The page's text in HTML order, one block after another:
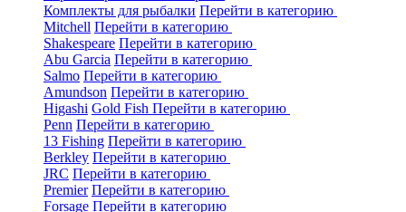
Комплекты для рыбалки Перейти в категорию
Mitchell Перейти в категорию
Shakespeare Перейти в категорию
Abu Garcia Перейти в категорию
Salmo Перейти в категорию
Amundson Перейти в категорию
Higashi Gold Fish Перейти в категорию
Penn Перейти в категорию
13 Fishing Перейти в категорию
Berkley Перейти в категорию
JRC Перейти в категорию
Premier Перейти в категорию
Forsage Перейти в категорию